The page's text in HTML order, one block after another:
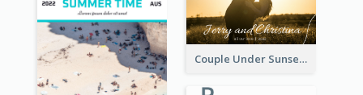
Couple Under Sunset Post Card